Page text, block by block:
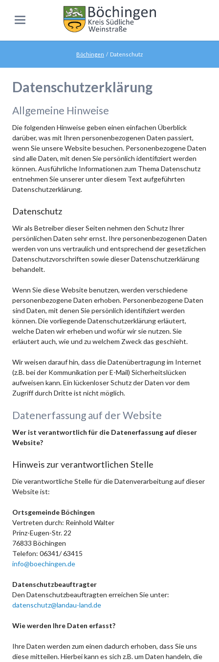
Böchingen Datenschutz
Datenschutzerklärung
Allgemeine Hinweise
Die folgenden Hinweise geben einen einfachen Überblick
darüber, was mit Ihren personenbezogenen Daten passiert,
wenn Sie unsere Website besuchen. Personenbezogene Daten
sind alle Daten, mit denen Sie persönlich identifiziert werden
können. Ausführliche Informationen zum Thema Datenschutz
entnehmen Sie unserer unter diesem Text aufgeführten
Datenschutzerklärung.
Datenschutz
Wir als Betreiber dieser Seiten nehmen den Schutz Ihrer
persönlichen Daten sehr ernst. Ihre personenbezogenen Daten
werden von uns vertraulich und entsprechend der gesetzlichen
Datenschutzvorschriften sowie dieser Datenschutzerklärung
behandelt.
Wenn Sie diese Website benutzen, werden verschiedene
personenbezogene Daten erhoben. Personenbezogene Daten
sind Daten, mit denen Sie persönlich identifiziert werden
können. Die vorliegende Datenschutzerklärung erläutert,
welche Daten wir erheben und wofür wir sie nutzen. Sie
erläutert auch, wie und zu welchem Zweck das geschieht.
Wir weisen darauf hin, dass die Datenübertragung im Internet
(z.B. bei der Kommunikation per E-Mail) Sicherheitslücken
aufweisen kann. Ein lückenloser Schutz der Daten vor dem
Zugriff durch Dritte ist nicht möglich.
Datenerfassung auf der Website
Wer ist verantwortlich für die Datenerfassung auf dieser
Website?
Hinweis zur verantwortlichen Stelle
Die verantwortliche Stelle für die Datenverarbeitung auf dieser
Website ist:
Ortsgemeinde Böchingen
Vertreten durch: Reinhold Walter
Prinz-Eugen-Str. 22
76833 Böchingen
Telefon: 06341/ 63415
info@boechingen.de
Datenschutzbeauftragter
Den Datenschutzbeauftragten erreichen Sie unter:
datenschutz@landau-land.de
Wie werden Ihre Daten erfasst?
Ihre Daten werden zum einen dadurch erhoben, dass Sie uns
diese mitteilen. Hierbei kann es sich z.B. um Daten handeln, die